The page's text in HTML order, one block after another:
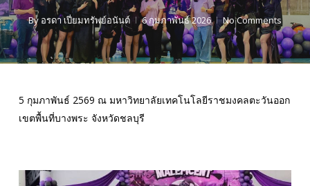
By อรดา เปี่ยมทรัพย์อนันต์ 6 กุมภาพันธ์ 2026 No Comments
5 กุมภาพันธ์ 2569 ณ มหาวิทยาลัยเทคโนโลยีราชมงคลตะวันออก
เขตพื้นที่บางพระ จังหวัดชลบุรี